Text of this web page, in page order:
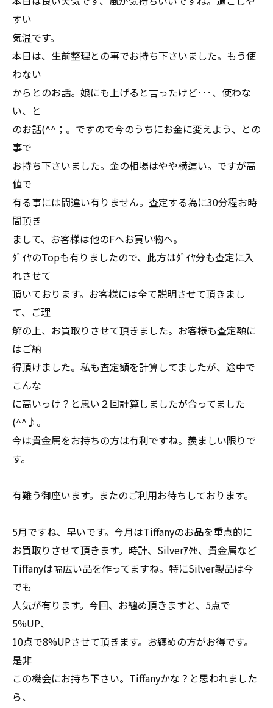
すい
気温です。
本日は、生前整理との事でお持ち下さいました。もう使
わない
からとのお話。娘にも上げると言ったけど･･･、使わな
い、と
のお話(^^；。ですので今のうちにお金に変えよう、との
事で
お持ち下さいました。金の相場はやや横這い。ですが高
値で
有る事には間違い有りません。査定する為に30分程お時
間頂き
まして、お客様は他のFへお買い物へ。
ﾀﾞｲﾔのTopも有りましたので、此方はﾀﾞｲﾔ分も査定に入
れさせて
頂いております。お客様には全て説明させて頂きまし
て、ご理
解の上、お買取りさせて頂きました。お客様も査定額に
はご納
得頂けました。私も査定額を計算してましたが、途中で
こんな
に高いっけ？と思い２回計算しましたが合ってました
(^^♪。
今は貴金属をお持ちの方は有利ですね。羨ましい限りで
す。
有難う御座います。またのご利用お待ちしております。
5月ですね、早いです。今月はTiffanyのお品を重点的に
お買取りさせて頂きます。時計、Silverｱｸｾ、貴金属など
Tiffanyは幅広い品を作ってますね。特にSilver製品は今
でも
人気が有ります。今回、お纏め頂きますと、5点で
5%UP、
10点で8%UPさせて頂きます。お纏めの方がお得です。
是非
この機会にお持ち下さい。Tiffanyかな？と思われました
ら、